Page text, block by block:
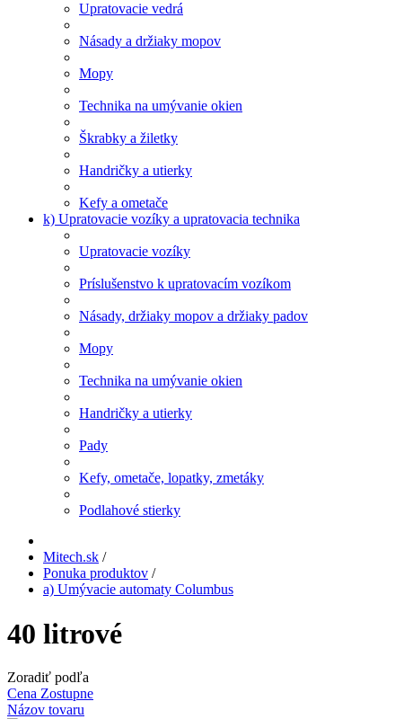
Upratovacie vedrá
Násady a držiaky mopov
Mopy
Technika na umývanie okien
Škrabky a žiletky
Handričky a utierky
Kefy a ometače
k) Upratovacie vozíky a upratovacia technika
Upratovacie vozíky
Príslušenstvo k upratovacím vozíkom
Násady, držiaky mopov a držiaky padov
Mopy
Technika na umývanie okien
Handričky a utierky
Pady
Kefy, ometače, lopatky, zmetáky
Podlahové stierky
Mitech.sk /
Ponuka produktov /
a) Umývacie automaty Columbus
40 litrové
Zoradiť podľa
Cena Zostupne
Názov tovaru